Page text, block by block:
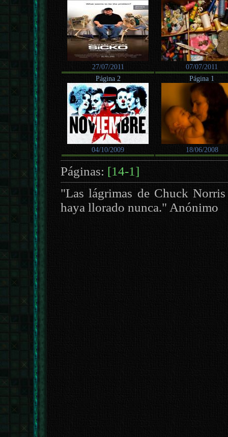
27/07/2011
07/07/2011
Página 2
04/10/2009
Página 1
18/06/2008
Páginas: [14-1]
"Las lágrimas de Chuck
haya llorado nunca." Anónimo